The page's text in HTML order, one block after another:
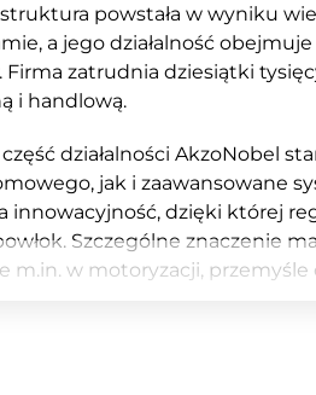
powstała w wyniku
a jego działalność
Firma zatrudnia dziesiątki
i handlową.
działalności AkzoNobel
jak i zaawansowane
innowacyjność, dzięki której
Szczególne znaczenie
m.in. w motoryzacji,
AkzoNobel znajdują się jedne